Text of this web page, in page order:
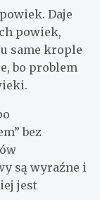
Daje
powiek,
same krople
bo problem
bez
są wyraźne i
jest